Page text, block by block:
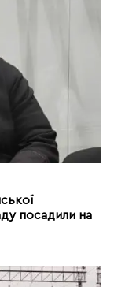
посадили на